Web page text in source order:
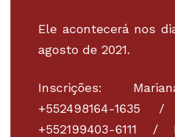
Ele acontecerá nos
agosto de 2021.
Inscrições:
+552498164-1635
+552199403-6111 /